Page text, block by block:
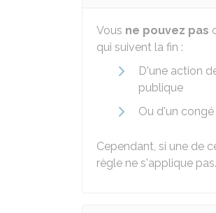
Vous ne pouvez pas
qui suivent la fin :
D'une action
publique
Ou d'un
Cependant, si une de
règle ne s'applique pas.